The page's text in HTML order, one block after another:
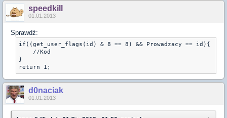
speedkill
01.01.2013
Sprawdź:
if((get_user_flags(id) & 8 == 8) && Prowadzacy == id){
    //Kod
}
return 1;
d0naciak
01.01.2013